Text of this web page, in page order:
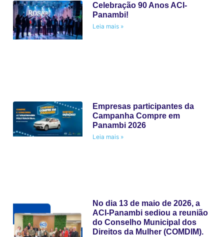
Celebração 90 Anos ACI-
Panambi!
Leia mais »
Empresas participantes da
Campanha Compre em
Panambi 2026
Leia mais »
No dia 13 de maio de 2026, a
ACI-Panambi sediou a reunião
do Conselho Municipal dos
Direitos da Mulher (COMDIM).